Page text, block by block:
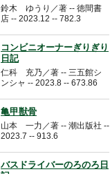
鈴木 ゆうり／著 -- 徳間書
店 -- 2023.12 -- 782.3
コンビニオーナーぎりぎり
日記
仁科 充乃／著 -- 三五館シ
ンシャ -- 2023.8 -- 673.86
亀甲獣骨
山本 一力／著 -- 潮出版社 --
2023.7 -- 913.6
バスドライバーのろのろ日